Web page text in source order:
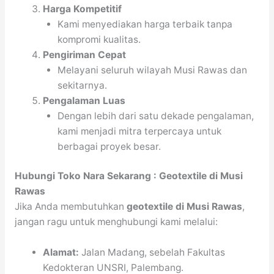
Harga Kompetitif
Kami menyediakan harga terbaik tanpa
kompromi kualitas.
Pengiriman Cepat
Melayani seluruh wilayah Musi Rawas dan
sekitarnya.
Pengalaman Luas
Dengan lebih dari satu dekade pengalaman,
kami menjadi mitra terpercaya untuk
berbagai proyek besar.
Hubungi Toko Nara Sekarang : Geotextile di Musi
Rawas
Jika Anda membutuhkan geotextile di Musi Rawas,
jangan ragu untuk menghubungi kami melalui:
Alamat: Jalan Madang, sebelah Fakultas
Kedokteran UNSRI, Palembang.